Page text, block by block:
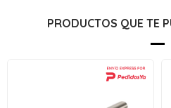
PRODUCTOS QUE TE